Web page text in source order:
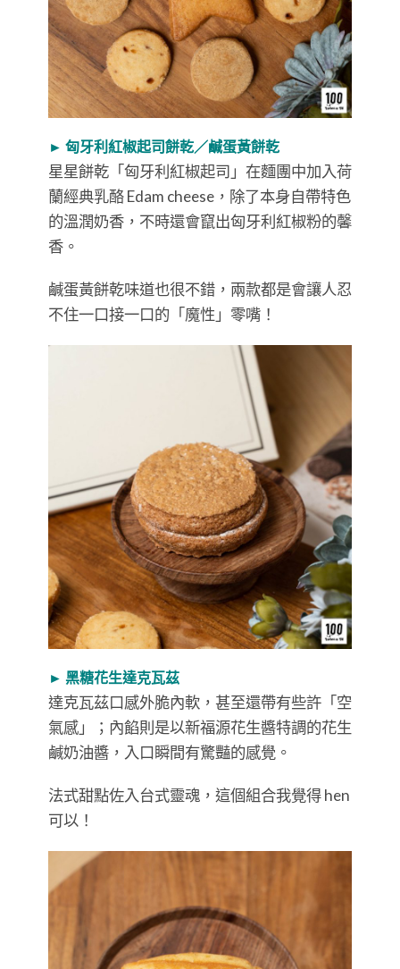
► 匈牙利紅椒起司餅乾／鹹蛋黃餅乾
星星餅乾「匈牙利紅椒起司」在麵團中加入荷
蘭經典乳酪 Edam cheese，除了本身自帶特色
的溫潤奶香，不時還會竄出匈牙利紅椒粉的馨
香。
鹹蛋黃餅乾味道也很不錯，兩款都是會讓人忍
不住一口接一口的「魔性」零嘴！
► 黑糖花生達克瓦茲
達克瓦茲口感外脆內軟，甚至還帶有些許「空
氣感」；內餡則是以新福源花生醬特調的花生
鹹奶油醬，入口瞬間有驚豔的感覺。
法式甜點佐入台式靈魂，這個組合我覺得 hen
可以！